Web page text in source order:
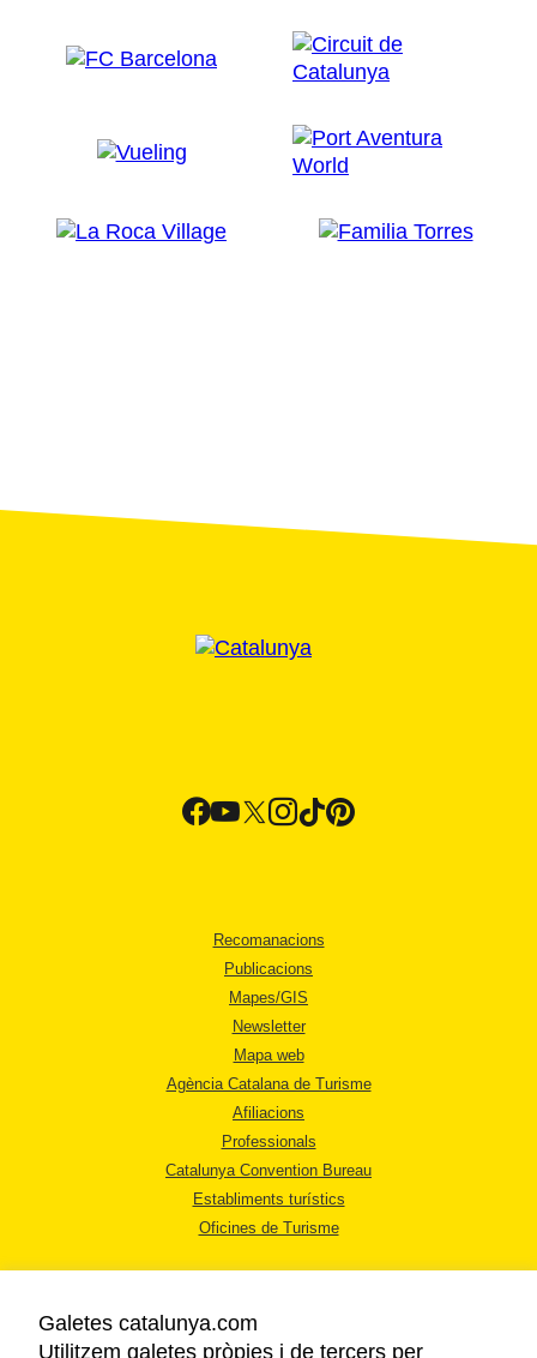
Recomanacions
Publicacions
Mapes/GIS
Newsletter
Mapa web
Agència Catalana de Turisme
Afiliacions
Professionals
Catalunya Convention Bureau
Establiments turístics
Oficines de Turisme
Galetes catalunya.com
Utilitzem galetes pròpies i de tercers per